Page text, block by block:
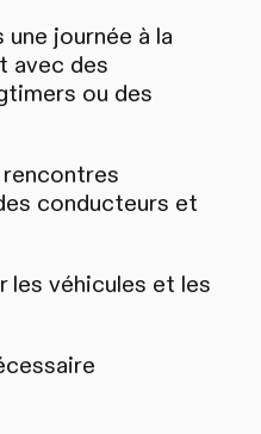
journée à la
avec des
ou des
conducteurs et
les véhicules et les